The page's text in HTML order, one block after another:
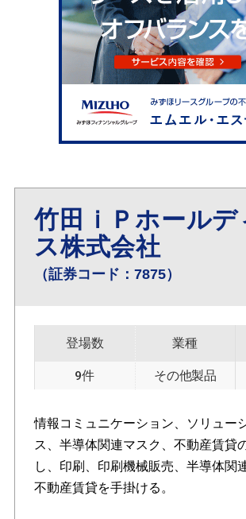
竹田ｉＰホールデ
ス株式会社
（証券コード：7875）
登場数
9件
業種
その他製品
情報コミュニケーション、ソリュー
ス、半導体関連マスク、不動産賃貸
し、印刷、印刷機械販売、半導体関
不動産賃貸を手掛ける。